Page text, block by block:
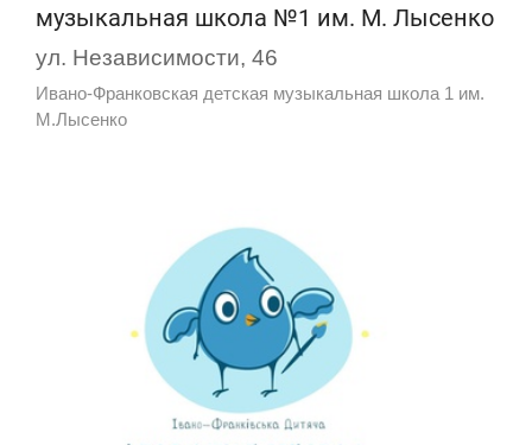
музыкальная школа №1 им. М. Лысенко
ул. Независимости, 46
Ивано-Франковская детская музыкальная школа 1 им.
М.Лысенко